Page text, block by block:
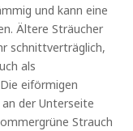
und kann eine
Ältere Sträucher
schnittverträglich,
als
eiförmigen
der Unterseite
Strauch